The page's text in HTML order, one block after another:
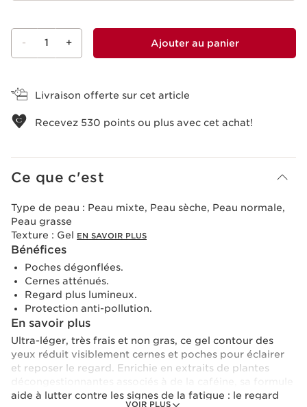
- 1 + Ajouter au panier
Livraison offerte sur cet article
Recevez 530 points ou plus avec cet achat!
Ce que c'est
VOIR PLUS
Type de peau : Peau mixte, Peau sèche, Peau normale,
Peau grasse
Texture : Gel EN SAVOIR PLUS
Bénéfices
Poches dégonflées.
Cernes atténués.
Regard plus lumineux.
Protection anti-pollution.
En savoir plus
Ultra-léger, très frais et non gras, ce gel contour des
yeux réduit visiblement cernes et poches pour éclairer
et reposer le regard. Enrichie en extraits de plantes
aide à lutter contre les signes de la fatigue : le regard